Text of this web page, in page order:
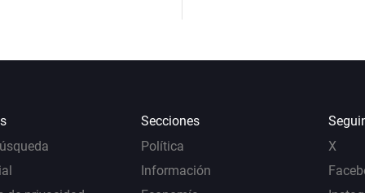
Secciones
Política
Información
X